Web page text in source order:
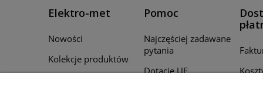
Elektro-met
Nowości
Kolekcje produktów
Pomoc
Najczęściej zadawane
pytania
Dotacje UE